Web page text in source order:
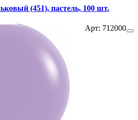
(451), пастель, 100 шт.
Арт: 712000